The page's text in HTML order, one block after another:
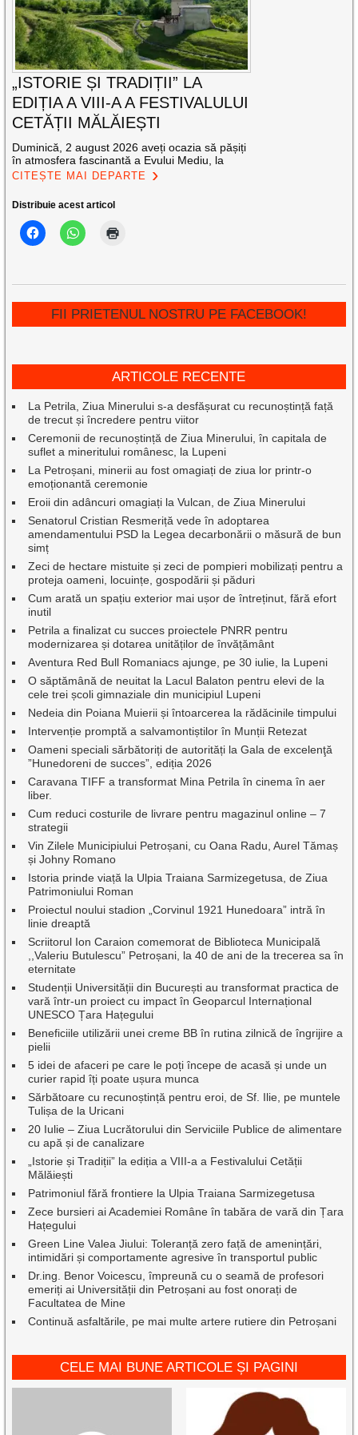
„ISTORIE ȘI TRADIȚII” LA
EDIȚIA A VIII-A A FESTIVALULUI
CETĂȚII MĂLĂIEȘTI
Duminică, 2 august 2026 aveți ocazia să pășiți
în atmosfera fascinantă a Evului Mediu, la
CITEȘTE MAI DEPARTE
Distribuie acest articol
FII PRIETENUL NOSTRU PE FACEBOOK!
ARTICOLE RECENTE
La Petrila, Ziua Minerului s-a desfășurat cu recunoștință față
de trecut și încredere pentru viitor
Ceremonii de recunoștință de Ziua Minerului, în capitala de
suflet a mineritului românesc, la Lupeni
La Petroșani, minerii au fost omagiați de ziua lor printr-o
emoționantă ceremonie
Eroii din adâncuri omagiați la Vulcan, de Ziua Minerului
Senatorul Cristian Resmeriță vede în adoptarea
amendamentului PSD la Legea decarbonării o măsură de bun
simț
Zeci de hectare mistuite și zeci de pompieri mobilizați pentru a
proteja oameni, locuințe, gospodării și păduri
Cum arată un spațiu exterior mai ușor de întreținut, fără efort
inutil
Petrila a finalizat cu succes proiectele PNRR pentru
modernizarea și dotarea unităților de învățământ
Aventura Red Bull Romaniacs ajunge, pe 30 iulie, la Lupeni
O săptămână de neuitat la Lacul Balaton pentru elevi de la
cele trei școli gimnaziale din municipiul Lupeni
Nedeia din Poiana Muierii și întoarcerea la rădăcinile timpului
Intervenție promptă a salvamontiștilor în Munții Retezat
Oameni speciali sărbătoriți de autorități la Gala de excelenţă
”Hunedoreni de succes”, ediția 2026
Caravana TIFF a transformat Mina Petrila în cinema în aer
liber.
Cum reduci costurile de livrare pentru magazinul online – 7
strategii
Vin Zilele Municipiului Petroșani, cu Oana Radu, Aurel Tămaș
și Johny Romano
Istoria prinde viață la Ulpia Traiana Sarmizegetusa, de Ziua
Patrimoniului Roman
Proiectul noului stadion „Corvinul 1921 Hunedoara” intră în
linie dreaptă
Scriitorul Ion Caraion comemorat de Biblioteca Municipală
,,Valeriu Butulescu” Petroșani, la 40 de ani de la trecerea sa în
eternitate
Studenții Universității din București au transformat practica de
vară într-un proiect cu impact în Geoparcul Internațional
UNESCO Țara Hațegului
Beneficiile utilizării unei creme BB în rutina zilnică de îngrijire a
pielii
5 idei de afaceri pe care le poți începe de acasă și unde un
curier rapid îți poate ușura munca
Sărbătoare cu recunoștință pentru eroi, de Sf. Ilie, pe muntele
Tulișa de la Uricani
20 Iulie – Ziua Lucrătorului din Serviciile Publice de alimentare
cu apă și de canalizare
„Istorie și Tradiții” la ediția a VIII-a a Festivalului Cetății
Mălăiești
Patrimoniul fără frontiere la Ulpia Traiana Sarmizegetusa
Zece bursieri ai Academiei Române în tabăra de vară din Țara
Hațegului
Green Line Valea Jiului: Toleranță zero față de amenințări,
intimidări și comportamente agresive în transportul public
Dr.ing. Benor Voicescu, împreună cu o seamă de profesori
emeriți ai Universității din Petroșani au fost onorați de
Facultatea de Mine
Continuă asfaltările, pe mai multe artere rutiere din Petroșani
CELE MAI BUNE ARTICOLE ȘI PAGINI